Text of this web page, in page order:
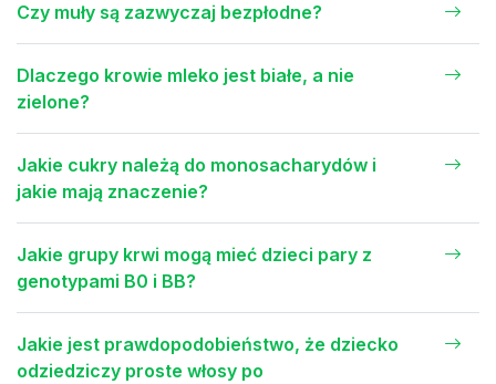
Czy muły są zazwyczaj bezpłodne?
Dlaczego krowie mleko jest białe, a nie
zielone?
Jakie cukry należą do monosacharydów i
jakie mają znaczenie?
Jakie grupy krwi mogą mieć dzieci pary z
genotypami B0 i BB?
Jakie jest prawdopodobieństwo, że dziecko
odziedziczy proste włosy po